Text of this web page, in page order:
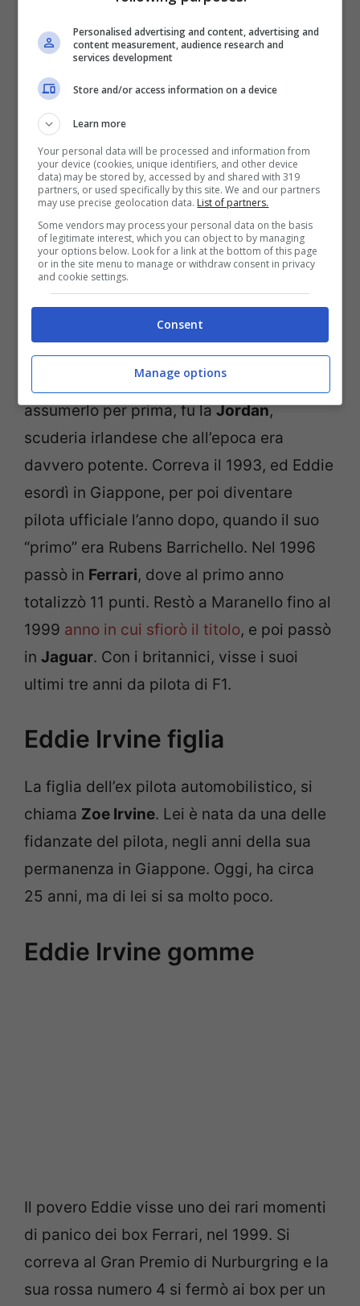
classe regina, portò a casa una Formula
Ford Festival e un RAC Formula Ford. In
seguito, tante ottime prestazioni in diverse
titolo. Neanche in Formula 1, vincerà mai
un campionato: arriverà secondo nel 1999.
In totale per lui 4 GP vinti.
Le scuderie per cui ha
corso Eddie Irvine
Nonostante ciò, in F1 come detto, si
comportò molto bene, risultando molto
affidabile, ma da secondo pilota. Ad
assumerlo per prima, fu laJordan,
scuderia irlandese che all’epoca era
davvero potente. Correva il 1993, ed Eddie
esordì in Giappone, per poi diventare
pilota ufficiale l’anno dopo, quando il suo
“primo” era Rubens Barrichello. Nel 1996
passò in Ferrari, dove al primo anno
totalizzò 11 punti. Restò a Maranello fino al
1999 anno in cui sfiorò il titolo, e poi passò
in Jaguar. Con i britannici, visse i suoi
ultimi tre anni da pilota di F1.
Eddie Irvine figlia
La figlia dell’ex pilota automobilistico, si
chiama Zoe Irvine. Lei è nata da una delle
fidanzate del pilota, negli anni della sua
permanenza in Giappone. Oggi, ha circa
25 anni, ma di lei si sa molto poco.
Eddie Irvine gomme
Il povero Eddie visse uno dei rari momenti
di panico dei box Ferrari, nel 1999. Si
correva al Gran Premio di Nurburgring e la
sua rossa numero 4 si fermò ai box per un
Personalised advertising and content, advertising and
content measurement, audience research and
services development
Store and/or access information on a device
Learn more
Your personal data will be processed and information from
your device (cookies, unique identifiers, and other device
data) may be stored by, accessed by and shared with 319
partners, or used specifically by this site. We and our partners
may use precise geolocation data. List of partners.
Some vendors may process your personal data on the basis
of legitimate interest, which you can object to by managing
your options below. Look for a link at the bottom of this page
or in the site menu to manage or withdraw consent in privacy
and cookie settings.
Consent
Manage options